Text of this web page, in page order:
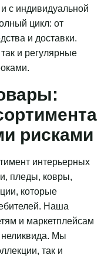
с индивидуальной
цикл: от
и доставки.
и регулярные
рисками
интерьерных
пледы, ковры,
которые
Наша
и маркетплейсам
неликвида. Мы
так и